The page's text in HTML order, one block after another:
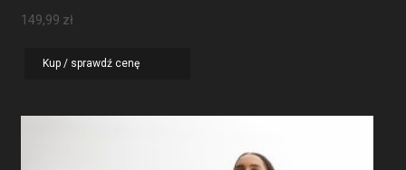
149,99 zł
Kup / sprawdź cenę